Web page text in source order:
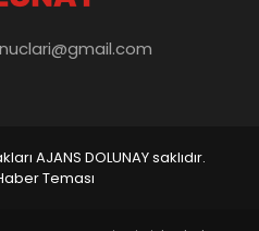
AJANS DOLUNAY saklıdır.
Teması